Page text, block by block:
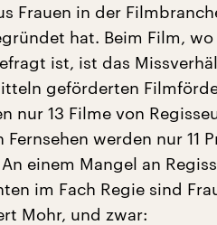
Frauen in der
hat. Beim Film,
ist, ist das
geförderten
nur 13 Filme von
werden nur 11
einem Mangel an
im Fach Regie sind
Mohr, und zwar: